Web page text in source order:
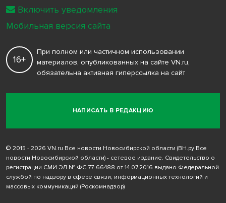
НАПИСАТЬ В РЕДАКЦИЮ
16+
При полном или частичном использовании
материалов, опубликованных на сайте VN.ru,
обязательна активная гиперссылка на сайт
© 2015 - 2026 VN.ru Все новости Новосибирской области (ВН.ру Все
новости Новосибирской области) - сетевое издание. Свидетельство о
регистрации СМИ ЭЛ № ФС 77-66488 от 14.07.2016 выдано Федеральной
службой по надзору в сфере связи, информационных технологий и
массовых коммуникаций (Роскомнадзор)
Включить уведомления
Мобильная версия сайта